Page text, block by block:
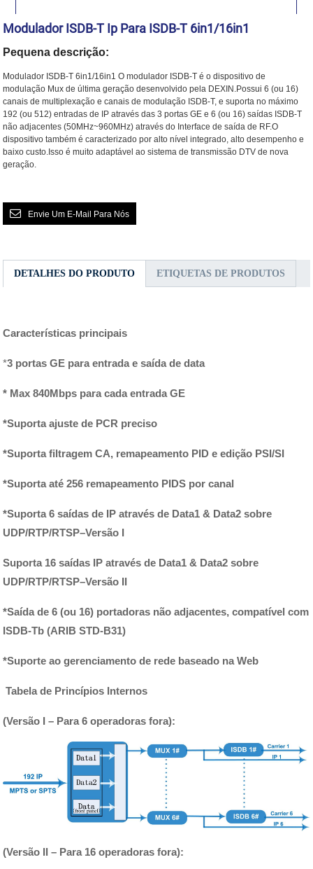
Modulador ISDB-T Ip Para ISDB-T 6in1/16in1
Pequena descrição:
Modulador ISDB-T 6in1/16in1 O modulador ISDB-T é o dispositivo de
modulação Mux de última geração desenvolvido pela DEXIN.Possui 6 (ou 16)
canais de multiplexação e canais de modulação ISDB-T, e suporta no máximo
192 (ou 512) entradas de IP através das 3 portas GE e 6 (ou 16) saídas ISDB-T
não adjacentes (50MHz~960MHz) através do Interface de saída de RF.O
dispositivo também é caracterizado por alto nível integrado, alto desempenho e
baixo custo.Isso é muito adaptável ao sistema de transmissão DTV de nova
geração.
Envie Um E-Mail Para Nós
DETALHES DO PRODUTO ETIQUETAS DE PRODUTOS
Características principais
*3 portas GE para entrada e saída de data
* Max 840Mbps para cada entrada GE
*Suporta ajuste de PCR preciso
*Suporta filtragem CA, remapeamento PID e edição PSI/SI
*Suporta até 256 remapeamento PIDS por canal
*Suporta 6 saídas de IP através de Data1 & Data2 sobre
UDP/RTP/RTSP–Versão I
Suporta 16 saídas IP através de Data1 & Data2 sobre
UDP/RTP/RTSP–Versão II
*Saída de 6 (ou 16) portadoras não adjacentes, compatível com
ISDB-Tb (ARIB STD-B31)
*Suporte ao gerenciamento de rede baseado na Web
Tabela de Princípios Internos
(Versão I – Para 6 operadoras fora):
(Versão II – Para 16 operadoras fora):